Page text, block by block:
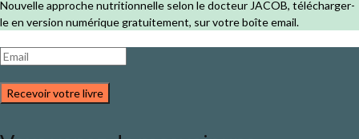
Nouvelle approche nutritionnelle selon le docteur JACOB, télécharger-
le en version numérique gratuitement, sur votre boîte email.
Recevoir votre livre